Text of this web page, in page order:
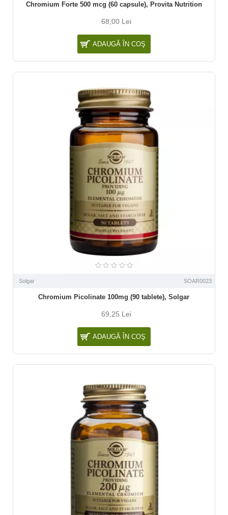
Chromium Forte 500 mcg (60 capsule), Provita Nutrition
68,00 Lei
ADAUGĂ ÎN COŞ
Solgar SOAR0023
Chromium Picolinate 100mg (90 tablete), Solgar
69,25 Lei
ADAUGĂ ÎN COŞ